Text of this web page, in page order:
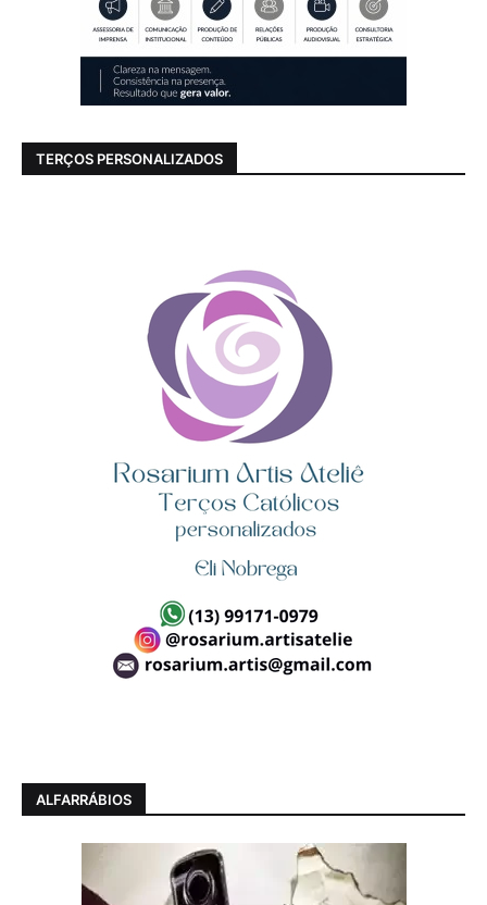
TERÇOS PERSONALIZADOS
ALFARRÁBIOS